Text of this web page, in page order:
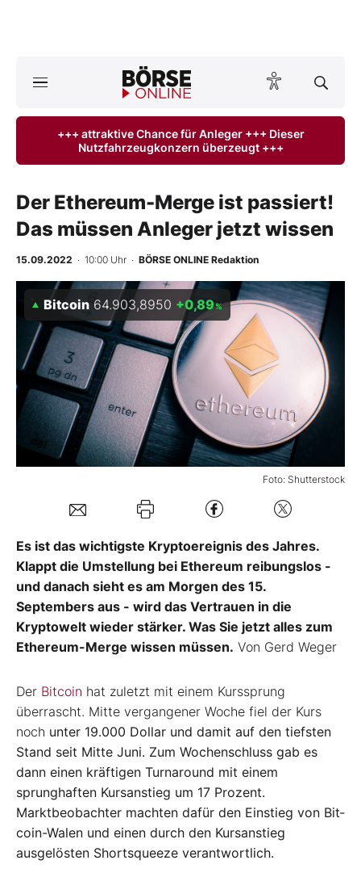
Anlageprodukte
Finanz-Check
Abo & Shop
Experten
Mein B:O
Mein Konto
Folgen Sie uns
Kontakt
+++ attraktive Chance für Anleger +++ Dieser
Nutzfahrzeugkonzern überzeugt +++
Der Ethereum-Merge ist passiert!
Das müssen Anleger jetzt wissen
15.09.2022 · 10:00 Uhr · BÖRSE ONLINE Redaktion
Foto: Shutterstock
Bitcoin 64.903,8950 +0,89%
Es ist das wichtigste Kryptoereignis des Jahres.
Klappt die Umstellung bei Ethereum reibungslos -
und danach sieht es am Morgen des 15.
Septembers aus - wird das Vertrauen in die
Kryptowelt wieder stärker. Was Sie jetzt alles zum
Ethereum-Merge wissen müssen. Von Gerd Weger
Der Bitcoin hat zuletzt mit einem Kurssprung
überrascht. Mitte ver­gangener Woche fiel der Kurs
noch unter 19.000 Dollar und damit auf den tiefs­ten
Stand seit Mitte Juni. Zum Wochen­schluss gab es
dann einen kräftigen Turn­around mit einem
sprunghaften Kurs­anstieg um 17 Prozent.
Marktbeobachter machten dafür den Einstieg von Bit­
coin-­Walen und einen durch den Kurs­anstieg
ausgelösten Short­squeeze ver­antwortlich.